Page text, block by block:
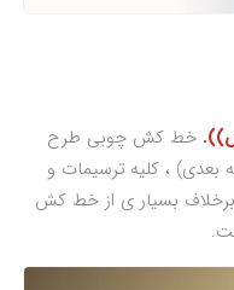
خط کش چوبی طرح
(مدل سه بعدی) ، کلیه ترسیمات و
بسیار ی از خط کش